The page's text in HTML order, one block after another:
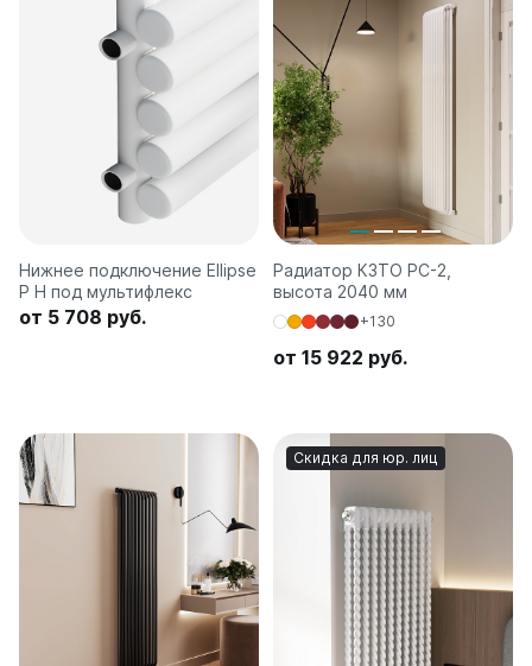
Нижнее подключение Ellipse
P H под мультифлекс
от 5 708 руб.
Радиатор КЗТО РС-2,
высота 2040 мм
+130
от 15 922 руб.
Скидка для юр. лиц